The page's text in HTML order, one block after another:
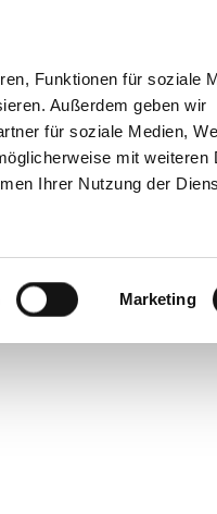
Funktionen für soziale
Außerdem geben wir
für soziale Medien,
mit weiteren
Ihrer Nutzung der
Marketing
GRUPPE PRODUKTE